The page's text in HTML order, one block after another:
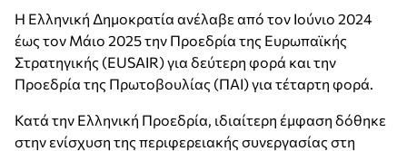
Η Ελληνική Δημοκρατία ανέλαβε από τον Ιούνιο 2024
έως τον Μάιο 2025 την Προεδρία της Ευρωπαϊκής
Στρατηγικής (EUSAIR) για δεύτερη φορά και την
Προεδρία της Πρωτοβουλίας (ΠΑΙ) για τέταρτη φορά.
Κατά την Ελληνική Προεδρία, ιδιαίτερη έμφαση δόθηκε
στην ενίσχυση της περιφερειακής συνεργασίας στη